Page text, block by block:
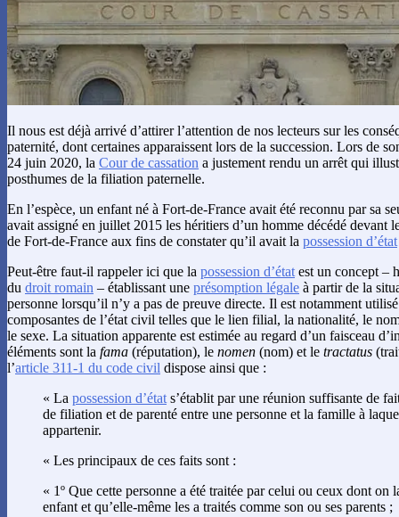
Il nous est déjà arrivé d’attirer l’attention de nos lecteurs sur les
paternité, dont certaines apparaissent lors de la succession. Lors de
24 juin 2020, la Cour de cassation a justement rendu un arrêt qui
posthumes de la filiation paternelle.
En l’espèce, un enfant né à Fort-de-France avait été reconnu par sa
avait assigné en juillet 2015 les héritiers d’un homme décédé devant
de Fort-de-France aux fins de constater qu’il avait la possession d’état
Peut-être faut-il rappeler ici que la possession d’état est un concept –
du droit romain – établissant une présomption légale à partir de la
personne lorsqu’il n’y a pas de preuve directe. Il est notamment
composantes de l’état civil telles que le lien filial, la nationalité, le
le sexe. La situation apparente est estimée au regard d’un faisceau
éléments sont la fama (réputation), le nomen (nom) et le tractatus
l’article 311-1 du code civil dispose ainsi que :
« La possession d’état s’établit par une réunion suffisante de
de filiation et de parenté entre une personne et la famille à
appartenir.
« Les principaux de ces faits sont :
« 1º Que cette personne a été traitée par celui ou ceux dont on
enfant et qu’elle-même les a traités comme son ou ses parents ;